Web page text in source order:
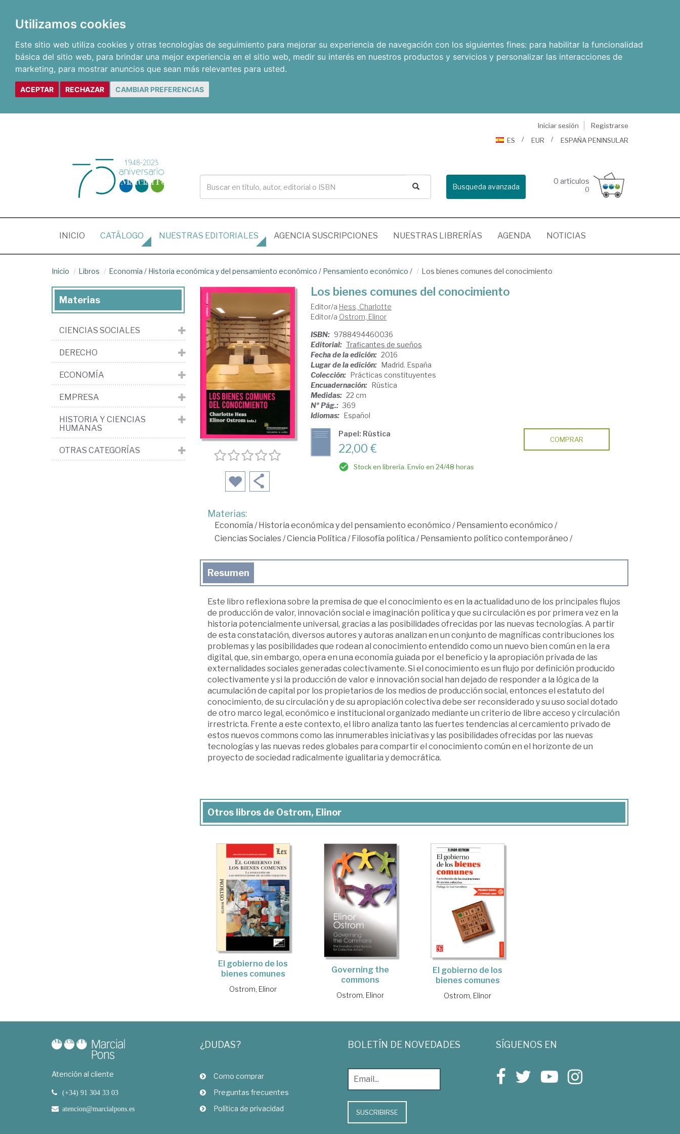
Utilizamos cookies
Este sitio web utiliza cookies y otras tecnologías de seguimiento para mejorar su experiencia de navegación con los siguientes fines: para habilitar la funcionalidad
básica del sitio web, para brindar una mejor experiencia en el sitio web, medir su interés en nuestros productos y servicios y personalizar las interacciones de
marketing, para mostrar anuncios que sean más relevantes para usted.
ACEPTAR RECHAZAR CAMBIAR PREFERENCIAS
Iniciar sesión
Registrarse
ES
EUR ESPAÑA PENINSULAR
Busqueda avanzada
0 artículos
0
INICIO (CURRENT)
CATÁLOGO NUESTRAS EDITORIALES AGENCIA SUSCRIPCIONES NUESTRAS LIBRERÍAS AGENDA NOTICIAS
Inicio Libros Economía / Historia económica y del pensamiento económico / Pensamiento económico / Los bienes comunes del conocimiento
Los bienes comunes del conocimiento
Editor/a Hess, Charlotte
Editor/a Ostrom, Elinor
ISBN: 9788494460036
Editorial: Traficantes de sueños
Fecha de la edición: 2016
Lugar de la edición: Madrid. España
Colección: Prácticas constituyentes
Encuadernación: Rústica
Medidas: 22 cm
Nº Pág.: 369
Idiomas: Español
Papel: Rústica
22,00 €
Stock en librería. Envío en 24/48 horas
COMPRAR
Materias:
Economía /Historia económica y del pensamiento económico /Pensamiento económico /
Ciencias Sociales/Ciencia Política /Filosofía política /Pensamiento político contemporáneo /
Resumen
Este libro reflexiona sobre la premisa de que el conocimiento es en la actualidad uno de los principales flujos
de producción de valor, innovación social e imaginación política y que su circulación es por primera vez en la
historia potencialmente universal, gracias a las posibilidades ofrecidas por las nuevas tecnologías. A partir
de esta constatación, diversos autores y autoras analizan en un conjunto de magníficas contribuciones los
problemas y las posibilidades que rodean al conocimiento entendido como un nuevo bien común en la era
digital, que, sin embargo, opera en una economía guiada por el beneficio y la apropiación privada de las
externalidades sociales generadas colectivamente. Si el conocimiento es un flujo por definición producido
colectivamente y si la producción de valor e innovación social han dejado de responder a la lógica de la
acumulación de capital por los propietarios de los medios de producción social, entonces el estatuto del
conocimiento, de su circulación y de su apropiación colectiva debe ser reconsiderado y su uso social dotado
de otro marco legal, económico e institucional organizado mediante un criterio de libre acceso y circulación
irrestricta. Frente a este contexto, el libro analiza tanto las fuertes tendencias al cercamiento privado de
estos nuevos commons como las innumerables iniciativas y las posibilidades ofrecidas por las nuevas
tecnologías y las nuevas redes globales para compartir el conocimiento común en el horizonte de un
proyecto de sociedad radicalmente igualitaria y democrática.
Otros libros de Ostrom, Elinor
El gobierno de los
bienes comunes
Ostrom, Elinor
Governing the
commons
Ostrom, Elinor
El gobierno de los
bienes comunes
Ostrom, Elinor
Materias
CIENCIAS SOCIALES
DERECHO
ECONOMÍA
EMPRESA
HISTORIA Y CIENCIAS
HUMANAS
OTRAS CATEGORÍAS
Atención al cliente
(+34) 91 304 33 03
atencion@marcialpons.es
¿DUDAS?
Como comprar
Preguntas frecuentes
Política de privacidad
BOLETÍN DE NOVEDADES
SUSCRIBIRSE
SÍGUENOS EN